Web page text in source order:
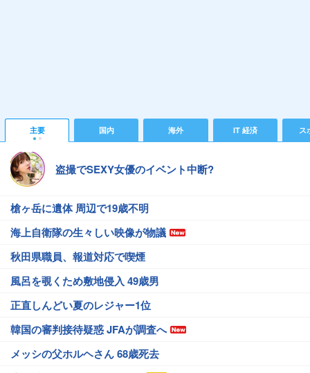
主要 国内 海外 IT 経済 ス
盗撮でSEXY女優のイベント中断?
槍ヶ岳に遺体 周辺で19歳不明
海上自衛隊の生々しい映像が物議
秋田県職員、報道対応で喫煙
風呂を覗くため敷地侵入 49歳男
正直しんどい夏のレジャー1位
韓国の審判接待疑惑 JFAが調査へ
メッシの父ホルヘさん 68歳死去